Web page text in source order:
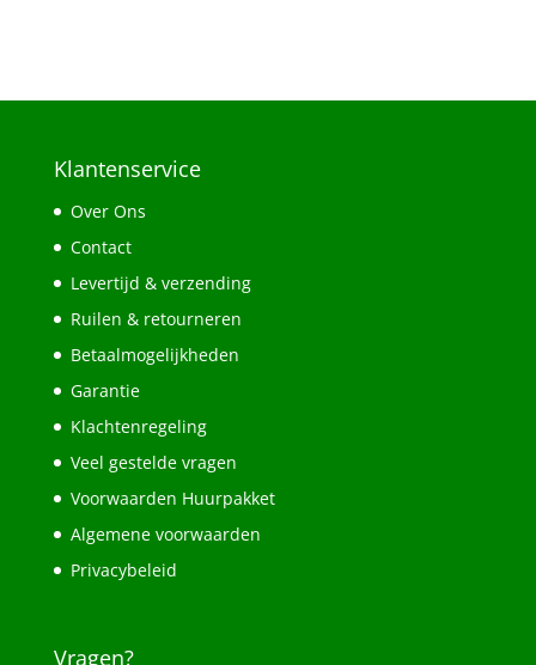
Klantenservice
Over Ons
Contact
Levertijd & verzending
Ruilen & retourneren
Betaalmogelijkheden
Garantie
Klachtenregeling
Veel gestelde vragen
Voorwaarden Huurpakket
Algemene voorwaarden
Privacybeleid
Vragen?